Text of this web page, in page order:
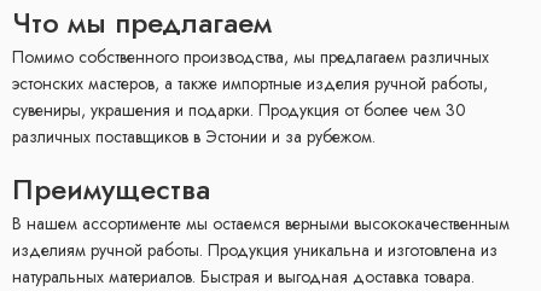
Что мы предлагаем
Помимо собственного производства, мы предлагаем различных
эстонских мастеров, а также импортные изделия ручной работы,
сувениры, украшения и подарки. Продукция от более чем 30
различных поставщиков в Эстонии и за рубежом.
Преимущества
В нашем ассортименте мы остаемся верными высококачественным
изделиям ручной работы. Продукция уникальна и изготовлена ​​из
натуральных материалов. Быстрая и выгодная доставка товара.